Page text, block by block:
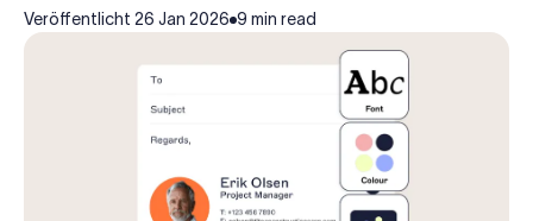
Veröffentlicht 26 Jan 2026 9 min read